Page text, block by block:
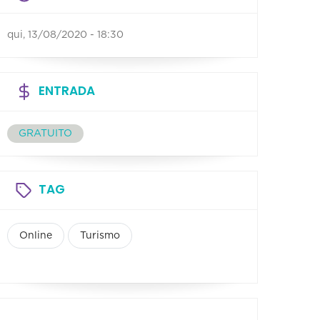
qui, 13/08/2020 - 18:30
ENTRADA
GRATUITO
TAG
Online Turismo